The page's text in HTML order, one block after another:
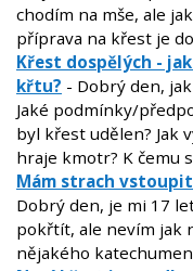
chodím na mše, ale
příprava na křest je
Křest dospělých -
křtu? - Dobrý den,
Jaké podmínky/
byl křest udělen? Jak
hraje kmotr? K čemu
Mám strach
Dobrý den, je mi 17
pokřtít, ale nevím jak
nějakého